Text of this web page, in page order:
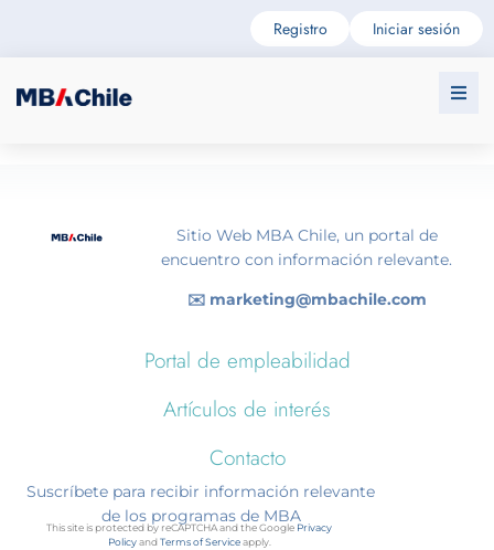
Registro Iniciar sesión
Sitio Web MBA Chile, un portal de
encuentro con información relevante.
✉️ marketing@mbachile.com
Portal de empleabilidad
Artículos de interés
Contacto
Suscríbete para recibir información relevante
de los programas de MBA
This site is protected by reCAPTCHA and the Google Privacy
PolicyandTerms of Serviceapply.